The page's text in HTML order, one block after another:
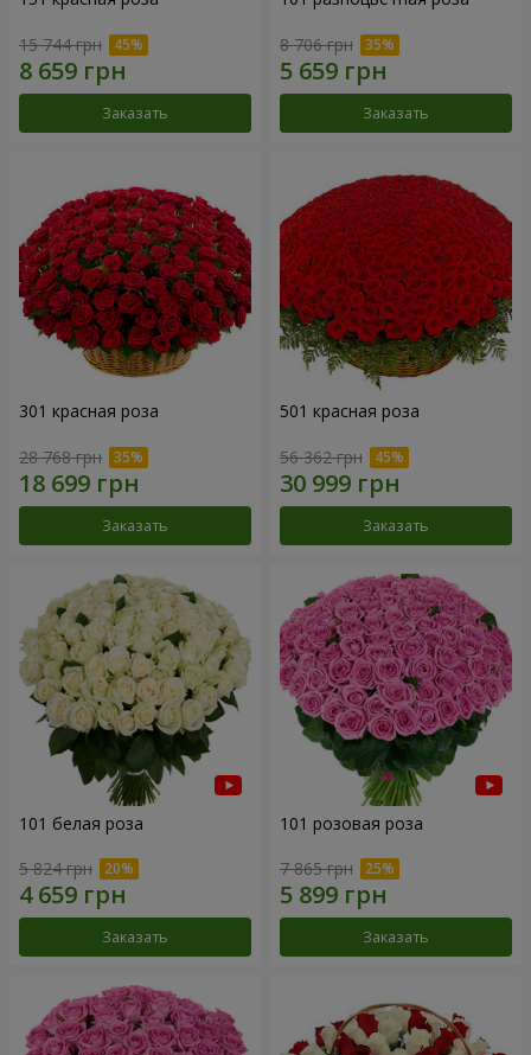
15 744 грн
Заказать
8 706 грн
Заказать
301 красная роза
28 768 грн
Заказать
501 красная роза
56 362 грн
Заказать
101 белая роза
5 824 грн
Заказать
101 розовая роза
7 865 грн
Заказать